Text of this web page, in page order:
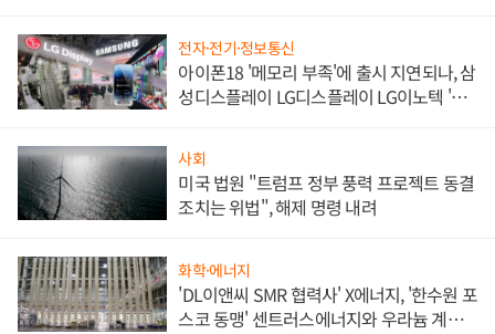
전자·전기·정보통신
아이폰18 '메모리 부족'에 출시 지연되나, 삼
성디스플레이 LG디스플레이 LG이노텍 '탈
사회
미국 법원 "트럼프 정부 풍력 프로젝트 동결
조치는 위법", 해제 명령 내려
화학·에너지
'DL이앤씨 SMR 협력사' X에너지, '한수원 포
스코 동맹' 센트러스에너지와 우라늄 계약